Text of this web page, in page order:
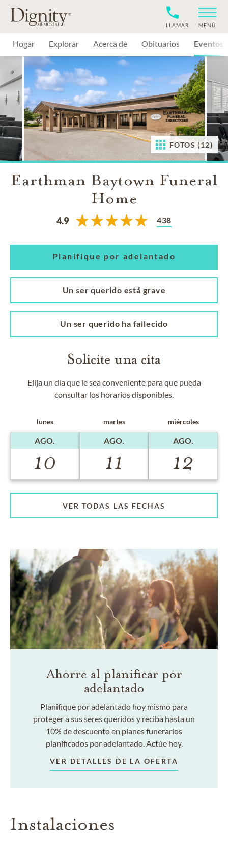
MENÚ
LLAMAR
Hogar Explorar Acerca de Obituarios Eventos
FOTOS (12)
Earthman Baytown Funeral
Home
4.9 438
Planifique por adelantado
Un ser querido está grave
Un ser querido ha fallecido
Solicite una cita
Elija un día que le sea conveniente para que pueda
consultar los horarios disponibles.
lunes
AGO.
10
martes
AGO.
11
miércoles
AGO.
12
VER TODAS LAS FECHAS
Ahorre al planificar por
adelantado
Planifique por adelantado hoy mismo para
proteger a sus seres queridos y reciba hasta un
10% de descuento en planes funerarios
planificados por adelantado. Actúe hoy.
VER DETALLES DE LA OFERTA
Instalaciones